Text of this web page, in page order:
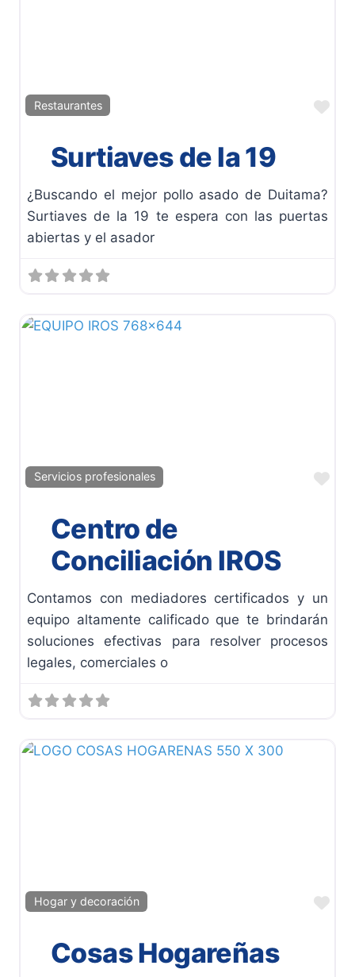
Restaurantes
Surtiaves de la 19
¿Buscando el mejor pollo asado de Duitama?
Surtiaves de la 19 te espera con las puertas
abiertas y el asador
Servicios profesionales
Centro de
Conciliación IROS
Contamos con mediadores certificados y un
equipo altamente calificado que te brindarán
soluciones efectivas para resolver procesos
legales, comerciales o
Hogar y decoración
Cosas Hogareñas